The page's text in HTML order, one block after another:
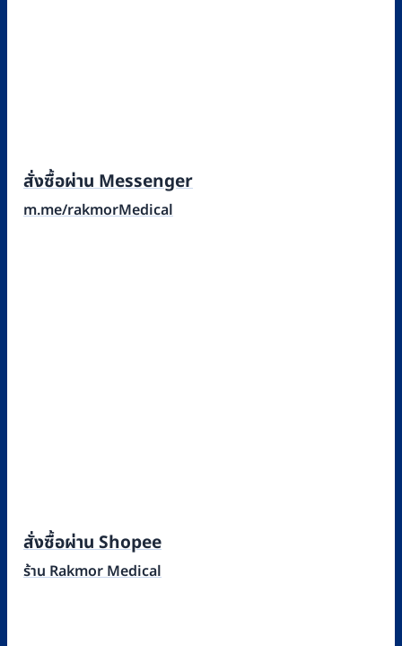
สั่งซื้อผ่าน Messenger
m.me/rakmorMedical
สั่งซื้อผ่าน Shopee
ร้าน Rakmor Medical